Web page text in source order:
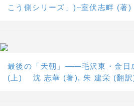
こう側シリーズ」)–室伏志畔 (著)
最後の「天朝」――毛沢東・金日
(上) 沈 志華 (著), 朱 建栄 (翻訳